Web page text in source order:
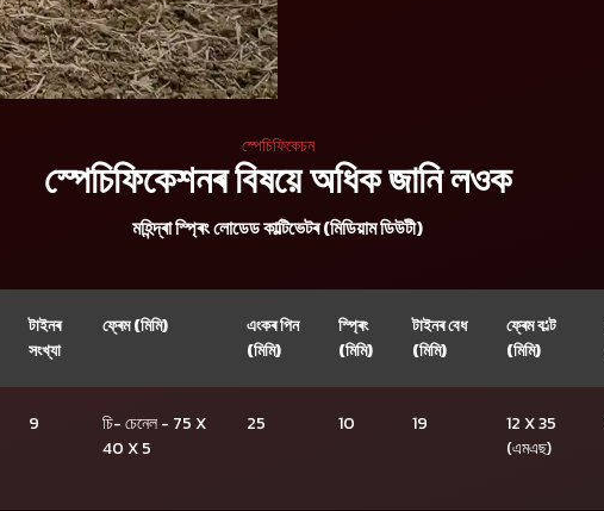
স্পেচিফিকেচন
স্পেচিফিকেশনৰ বিষয়ে অধিক জানি লওক
মহিন্দ্ৰা স্প্ৰিং লোডেড কাল্টিভেটৰ (মিডিয়াম ডিউটী)
টাইনৰ
সংখ্যা
ফ্ৰেম (মিমি)
এংকৰ পিন
(মিমি)
স্প্ৰিং
(মিমি)
টাইনৰ বেধ
(মিমি)
ফ্ৰেম ব’ল্ট
(মিমি)
9
চি- চেনেল - 75 X
40 X 5
25 10 19
12 X 35
(এমএছ)